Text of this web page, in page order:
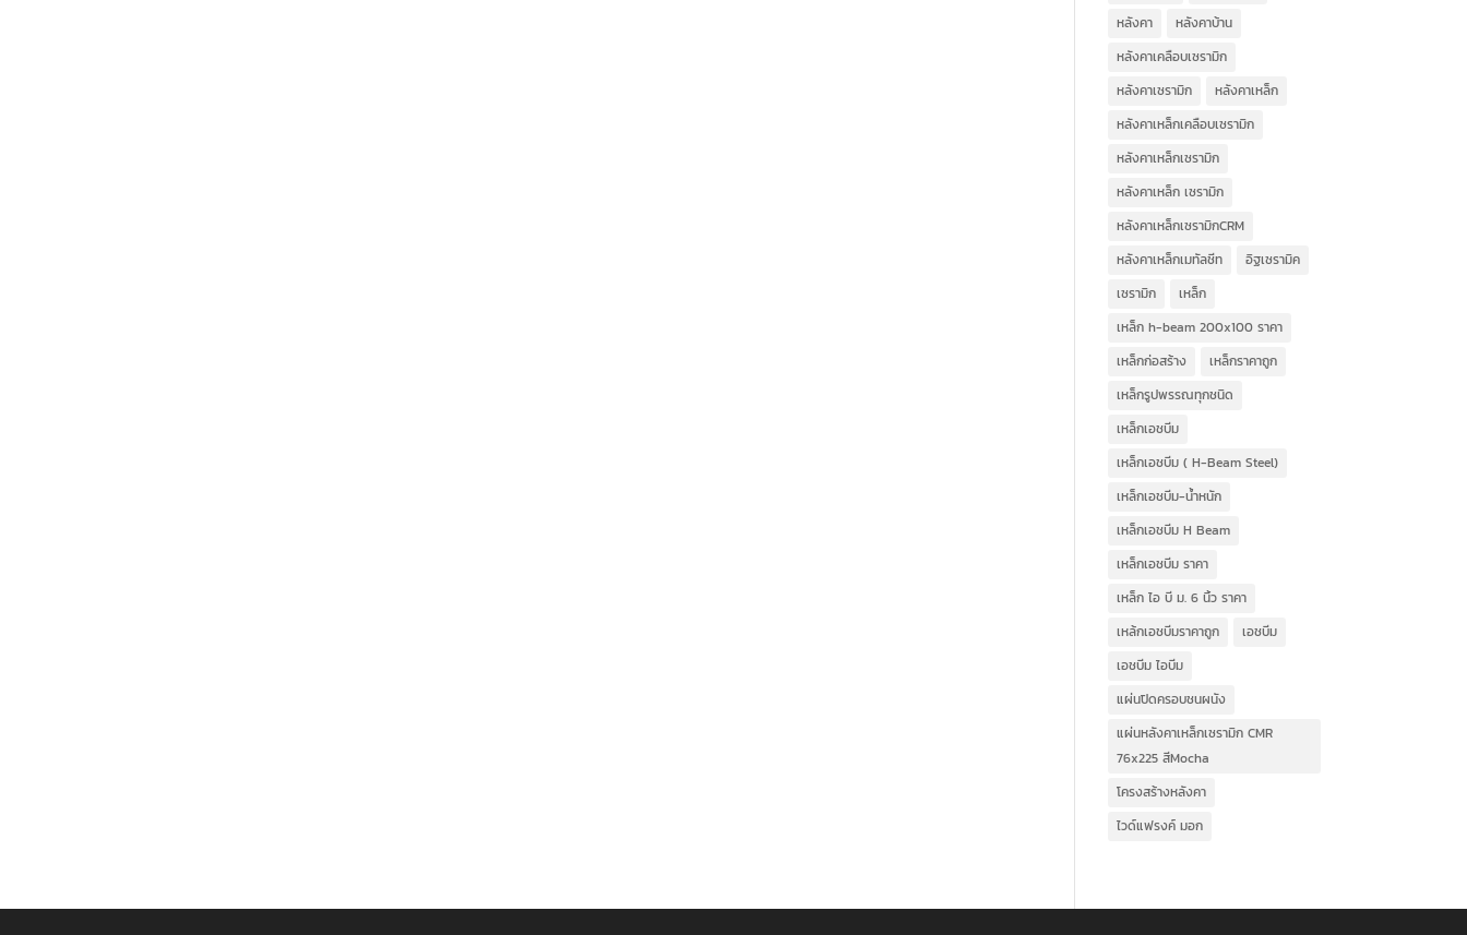
หลังคา
หลังคาบ้าน
หลังคาเคลือบเซรามิก
หลังคาเซรามิก
หลังคาเหล็ก
หลังคาเหล็กเคลือบเซรามิก
หลังคาเหล็กเซรามิก
หลังคาเหล็ก เซรามิก
หลังคาเหล็กเซรามิกCRM
หลังคาเหล็กเมทัลชีท
อิฐเซรามิค
เซรามิก
เหล็ก
เหล็ก h-beam 200x100 ราคา
เหล็กก่อสร้าง
เหล็กราคาถูก
เหล็กรูปพรรณทุกชนิด
เหล็กเอชบีม
เหล็กเอชบีม ( H-Beam Steel)
เหล็กเอชบีม-น้ำหนัก
เหล็กเอชบีม H Beam
เหล็กเอชบีม ราคา
เหล็ก ไอ บี ม. 6 นิ้ว ราคา
เหล้กเอชบีมราคาถูก
เอชบีม
เอชบีม ไอบีม
แผ่นปิดครอบชนผนัง
แผ่นหลังคาเหล็กเซรามิก CMR
76x225 สีMocha
โครงสร้างหลังคา
ไวด์แฟรงค์ มอก